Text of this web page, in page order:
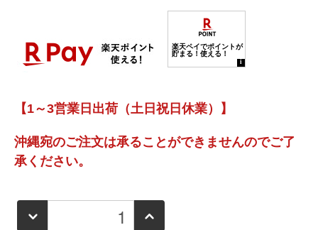
【1～3営業日出荷（土日祝日休業）】
沖縄宛のご注文は承ることができませんのでご了
承ください。